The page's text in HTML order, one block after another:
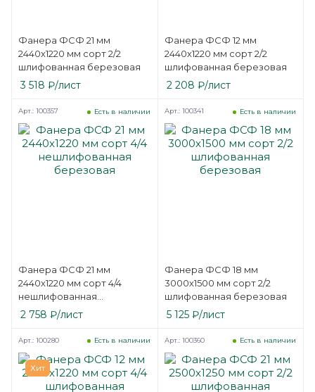
Фанера ФСФ 21 мм
2440х1220 мм сорт 2/2
шлифованная березовая
3 518 ₽/лист
Фанера ФСФ 12 мм
2440х1220 мм сорт 2/2
шлифованная березовая
2 208 ₽/лист
Фанера ФСФ 21 мм
2440х1220 мм сорт 4/4
нешлифованная
березовая
Есть в наличии
Арт.: 100357
2 758 ₽/лист
Фанера ФСФ 18 мм
3000х1500 мм сорт 2/2
шлифованная березовая
Есть в наличии
Арт.: 100341
5 125₽/лист
Хит
Есть в наличии
Арт.: 100280 Есть в наличии
Арт.: 100360